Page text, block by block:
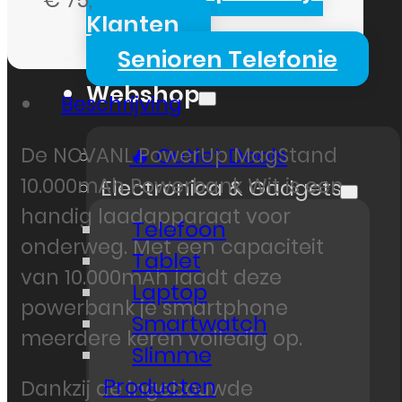
Klanten
Senioren Telefonie
Webshop
🔥 Outlet Deals
Electronica & Gadgets
Telefoon
Tablet
Laptop
Smartwatch
Slimme
Producten
Beschrijving
De NOVANL PowerUp MagStand
10.000mAh Powerbank Wit is een
handig laadapparaat voor
onderweg. Met een capaciteit
van 10.000mAh laadt deze
powerbank je smartphone
meerdere keren volledig op.
Dankzij de ingebouwde